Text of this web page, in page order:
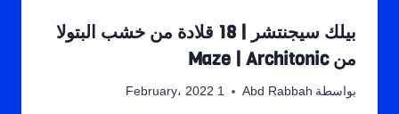
بيلك سيجنتشر | 18 قلادة من خشب البتولا
من Maze | Architonic
بواسطة Abd Rabbah 1 February، 2022